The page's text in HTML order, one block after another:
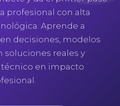
profesional con alta
Aprende a
decisiones, modelos
reales y
en impacto